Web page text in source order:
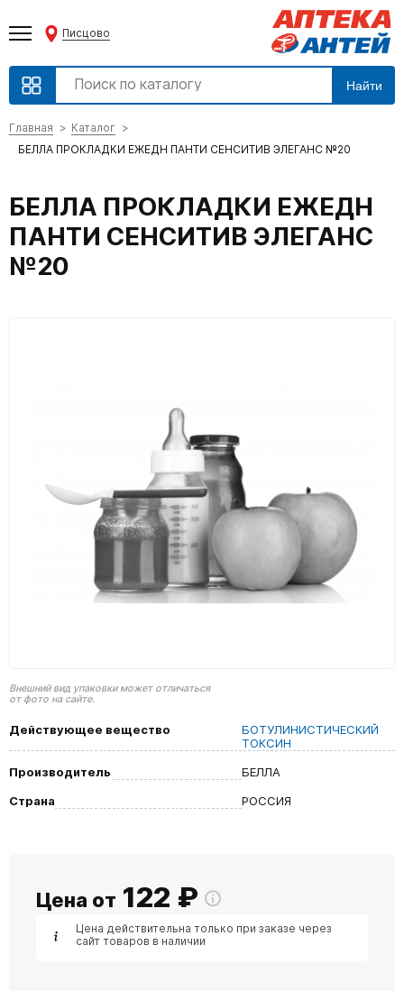
Писцово
Найти
Главная
Каталог
БЕЛЛА ПРОКЛАДКИ ЕЖЕДН ПАНТИ СЕНСИТИВ ЭЛЕГАНС №20
БЕЛЛА ПРОКЛАДКИ ЕЖЕДН
ПАНТИ СЕНСИТИВ ЭЛЕГАНС
№20
Внешний вид упаковки может отличаться
от фото на сайте.
Действующее вещество
БОТУЛИНИСТИЧЕСКИЙ
ТОКСИН
Производитель
БЕЛЛА
Страна
РОССИЯ
Цена от 122 ₽
Цена действительна только при заказе через
сайт товаров в наличии